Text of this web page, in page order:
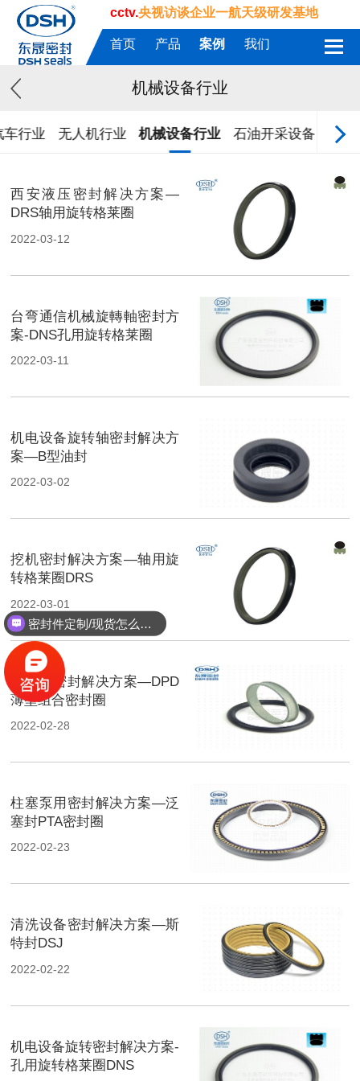
cctv.央视访谈企业一航天级研发基地
首页 产品 案例 我们
机械设备行业
车行业 无人机行业 机械设备行业 石油开采设备 航
西安液压密封解决方案—
DRS轴用旋转格莱圈
2022-03-12
台弯通信机械旋轉軸密封方
案-DNS孔用旋转格莱圈
2022-03-11
机电设备旋转轴密封解决方
案—B型油封
2022-03-02
挖机密封解决方案—轴用旋
转格莱圈DRS
2022-03-01
活塞缸密封解决方案—DPD
薄型组合密封圈
2022-02-28
柱塞泵用密封解决方案—泛
塞封PTA密封圈
2022-02-23
清洗设备密封解决方案—斯
特封DSJ
2022-02-22
机电设备旋转密封解决方案-
孔用旋转格莱圈DNS